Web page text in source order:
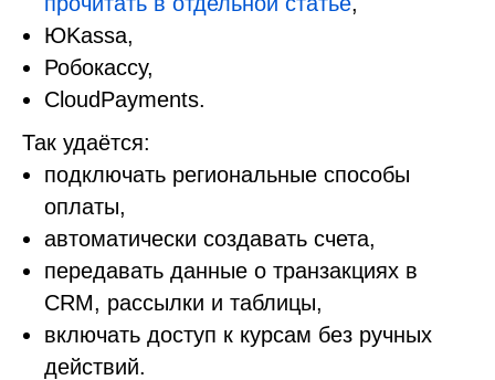
ЮKassa,
Робокассу,
CloudPayments.
Так удаётся:
подключать региональные способы
оплаты,
автоматически создавать счета,
передавать данные о транзакциях в
CRM, рассылки и таблицы,
включать доступ к курсам без ручных
действий.